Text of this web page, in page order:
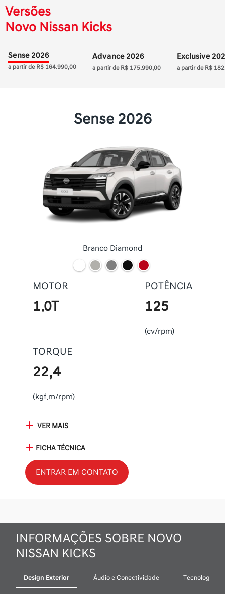
Versões
Novo Nissan Kicks
Sense 2026
a partir de R$ 164.990,00
Advance 2026
a partir de R$ 175.990,00
Exclusive
a partir de R$
Sense 2026
Branco Diamond
MOTOR
1.0T
POTÊNCIA
125
(cv/rpm)
TORQUE
22,4
(kgf.m/rpm)
VER MAIS
FICHA TÉCNICA
ENTRAR EM CONTATO
INFORMAÇÕES SOBRE NOVO
NISSAN KICKS
Design Exterior Áudio e Conectividade Tecnologia